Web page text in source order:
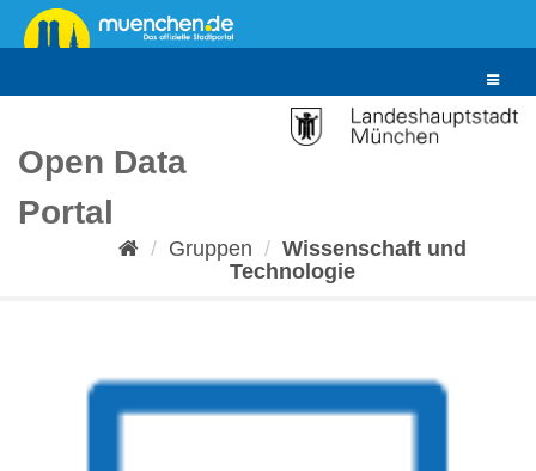
Überspringen
zum
Toggle
Open Data
Portal
Gruppen
Wissenschaft und
Technologie